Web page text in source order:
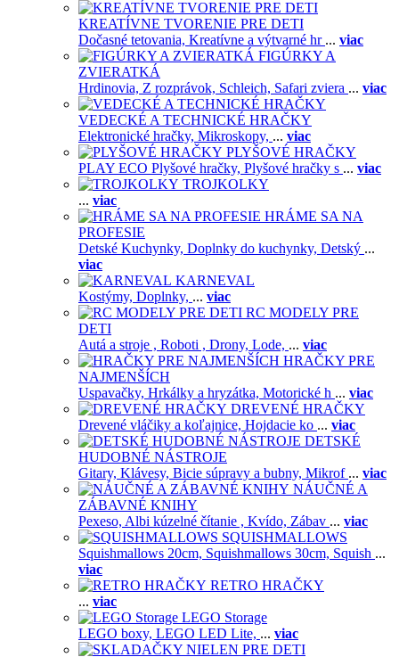
KREATÍVNE TVORENIE PRE DETI
Dočasné tetovania, Kreatívne a výtvarné hr ... viac
FIGÚRKY A
ZVIERATKÁ
Hrdinovia, Z rozprávok, Schleich, Safari zviera ... viac
VEDECKÉ A TECHNICKÉ HRAČKY
Elektronické hračky, Mikroskopy, ... viac
PLYŠOVÉ HRAČKY
PLAY ECO Plyšové hračky, Plyšové hračky s ... viac
TROJKOLKY
... viac
HRÁME SA NA
PROFESIE
Detské Kuchynky, Doplnky do kuchynky, Detský ...
viac
KARNEVAL
Kostýmy, Doplnky, ... viac
RC MODELY PRE
DETI
Autá a stroje , Roboti , Drony, Lode, ... viac
HRAČKY PRE
NAJMENŠÍCH
Uspavačky, Hrkálky a hryzátka, Motorické h ... viac
DREVENÉ HRAČKY
Drevené vláčiky a koľajnice, Hojdacie ko ... viac
DETSKÉ
HUDOBNÉ NÁSTROJE
Gitary, Klávesy, Bicie súpravy a bubny, Mikrof ... viac
NÁUČNÉ A
ZÁBAVNÉ KNIHY
Pexeso, Albi kúzelné čítanie , Kvído, Zábav ... viac
SQUISHMALLOWS
Squishmallows 20cm, Squishmallows 30cm, Squish ...
viac
RETRO HRAČKY
... viac
LEGO Storage
LEGO boxy, LEGO LED Lite, ... viac